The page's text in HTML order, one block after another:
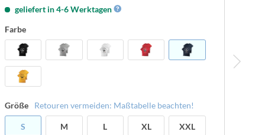
geliefert in 4-6 Werktagen
Farbe
Größe Retouren vermeiden: Maßtabelle beachten!
S M L XL XXL